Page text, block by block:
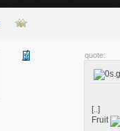
quote:
[..]
Fruit